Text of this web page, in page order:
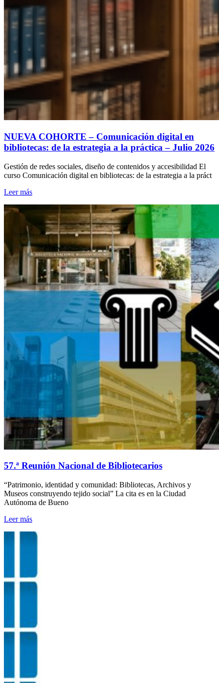
NUEVA COHORTE – Comunicación digital en
bibliotecas: de la estrategia a la práctica – Julio 2026
Gestión de redes sociales, diseño de contenidos y accesibilidad El
curso Comunicación digital en bibliotecas: de la estrategia a la práct
Leer más
57.ª Reunión Nacional de Bibliotecarios
“Patrimonio, identidad y comunidad: Bibliotecas, Archivos y
Museos construyendo tejido social” La cita es en la Ciudad
Autónoma de Bueno
Leer más